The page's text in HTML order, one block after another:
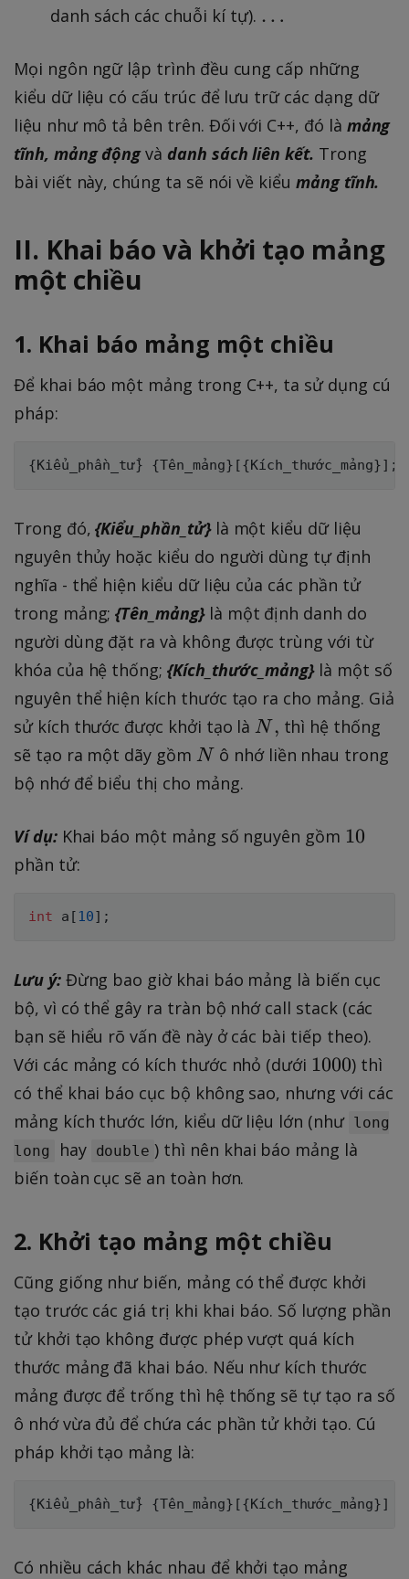
danh sách các chuỗi kí tự). \
o
t
s
…
Mọi ngôn ngữ lập trình đều cung cấp những
kiểu dữ liệu có cấu trúc để lưu trữ các dạng dữ
liệu như mô tả bên trên. Đối với C++, đó là mảng
tĩnh, mảng độngvà danh sách liên kết. Trong
bài viết này, chúng ta sẽ nói về kiểu mảng tĩnh.
II. Khai báo và khởi tạo mảng
một chiều
1. Khai báo mảng một chiều
Để khai báo một mảng trong C++, ta sử dụng cú
pháp:
{Kiểu_phần_tử} {Tên_mảng} [{Kích_thước_mảng}] ;
Trong đó,{Kiểu_phần_tử}là một kiểu dữ liệu
nguyên thủy hoặc kiểu do người dùng tự định
nghĩa - thể hiện kiểu dữ liệu của các phần tử
trong mảng;{Tên_mảng}là một định danh do
người dùng đặt ra và không được trùng với từ
khóa của hệ thống; {Kích_thước_mảng}là một số
nguyên thể hiện kích thước tạo ra cho mảng. Giả
sử kích thước được khởi tạo làN
,
N , thì hệ thống
sẽ tạo ra một dãy gồm N
N ô nhớ liền nhau trong
bộ nhớ để biểu thị cho mảng.
Ví dụ:Khai báo một mảng số nguyên gồm 1
10
phần tử:
int a [ 10] ;
Lưu ý:Đừng bao giờ khai báo mảng là biến cục
bộ, vì có thể gây ra tràn bộ nhớ call stack (các
bạn sẽ hiểu rõ vấn đề này ở các bài tiếp theo).
Với các mảng có kích thước nhỏ (dưới 1
0
0
0
1000) thì
có thể khai báo cục bộ không sao, nhưng với các
mảng kích thước lớn, kiểu dữ liệu lớn (như long
long
hay double ) thì nên khai báo mảng là
biến toàn cục sẽ an toàn hơn.
2. Khởi tạo mảng một chiều
Cũng giống như biến, mảng có thể được khởi
tạo trước các giá trị khi khai báo. Số lượng phần
tử khởi tạo không được phép vượt quá kích
thước mảng đã khai báo. Nếu như kích thước
mảng được để trống thì hệ thống sẽ tự tạo ra số
ô nhớ vừa đủ để chứa các phần tử khởi tạo. Cú
pháp khởi tạo mảng là:
{Kiểu_phần_tử} {Tên_mảng} [{Kích_thước_mảng}]
Có nhiều cách khác nhau để khởi tạo mảng